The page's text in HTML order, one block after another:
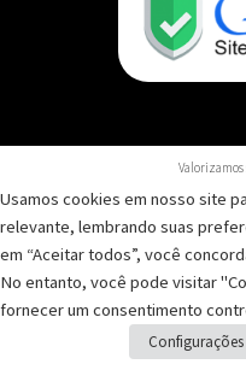
– CNPJ: 09.271.257/0001-
Usamos cookies em nosso site
relevante, lembrando suas
em “Aceitar todos”, você
No entanto, você pode visitar
fornecer um consentimento
Configurações